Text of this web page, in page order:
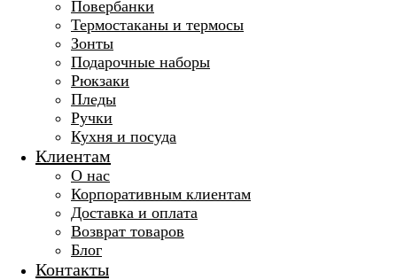
Повербанки
Термостаканы и термосы
Зонты
Подарочные наборы
Рюкзаки
Пледы
Ручки
Кухня и посуда
Клиентам
О нас
Корпоративным клиентам
Доставка и оплата
Возврат товаров
Блог
Контакты